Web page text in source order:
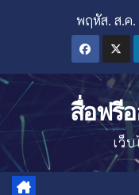
พฤหัส. ส.ค
สื่อฟรี
เว็